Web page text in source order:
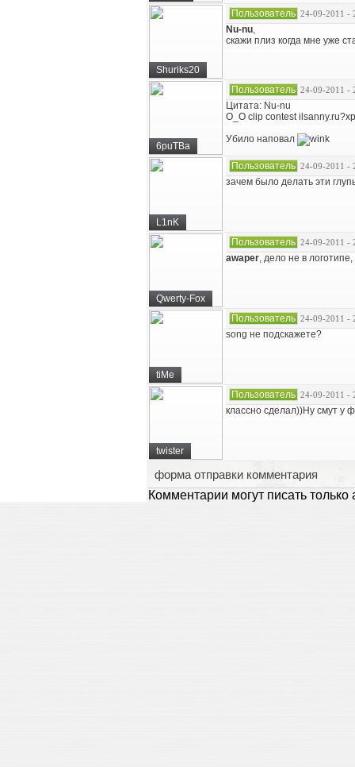
Shuriks20
Пользователь 24-09-2011 -
Nu-nu,
скажи плиз когда мне уже
6puTBa
Пользователь 24-09-2011 -
Цитата: Nu-nu
O_O clip contest
Убило наповал
L1nK
Пользователь 24-09-2011 -
зачем было делать эти
Qwerty-Fox
Пользователь 24-09-2011 -
awaper, дело не в
tiMe
Пользователь 24-09-2011 -
song не подскажете?
twister
Пользователь 24-09-2011 -
классно сделал))Ну смут у
форма отправки комментария
Комментарии могут писать